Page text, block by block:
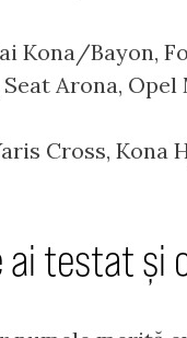
Kona/Bayon,
Arona,
Cross, Kona
ai testat și